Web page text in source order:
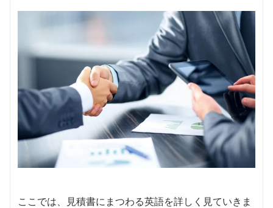
ここでは、見積書にまつわる英語を詳しく見ていきま